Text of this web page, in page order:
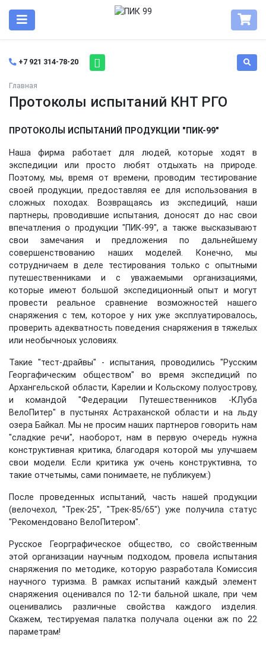
+7 921 314-78-20
Главная
Протоколы испытаний КНТ РГО
ПРОТОКОЛЫ ИСПЫТАНИЙ ПРОДУКЦИИ "ПИК-99"
Наша фирма работает для людей, которые ходят в
экспедиции или просто любят отдыхать на природе.
Поэтому, мы, время от времени, проводим тестирование
своей продукции, предоставляя ее для использования в
сложных походах. Возвращаясь из экспедиций, наши
партнеры, проводившие испытания, доносят до нас свои
впечатления о продукции "ПИК-99", а также высказывают
свои замечания и предложения по дальнейшему
совершенствованию наших моделей. Конечно, мы
сотрудничаем в деле тестирования только с опытными
путешественниками и с уважаемыми организациями,
которые имеют большой экспедиционный опыт и могут
провести реальное сравнение возможностей нашего
снаряжения с тем, которое у них уже эксплуатировалось,
проверить адекватность поведения снаряжения в тяжелых
или необычноых условиях.
Такие "тест-драйвы" - испытания, проводились "Русским
Георгафическим обществом" во время экспедиций по
Архангельской области, Карелии и Кольскому полуострову,
и командой "Федерации Путешественников -КЛуба
ВелоПитер" в пустынях Астраханской области и на льду
озера Байкал. Мы не просим наших партнеров говорить нам
"сладкие речи", наоборот, нам в первую очередь нужна
конструктивная критика, благодаря которой мы улучшаем
свои модели. Если критика уж очень конструктивна, то
такие отчетымы, сами понимаете, не публикуем:)
После проведенных испытаний, часть нашей продукции
(велочехол, "Трек-25", "Трек-85/65") уже получила статус
"Рекомендовано ВелоПитером".
Русское Георграфическое общество, со свойственным
этой организации научным подходом, провела испытания
снаряжения по методике, которую разработала Комиссия
научного туризма. В рамках испытаний каждый элемент
снаряжения оценивался по 12-ти бальной шкале, при чем
оценивались различные свойства каждого изделия.
Скажем, тестируемая палатка получала оценки аж по 22
параметрам!